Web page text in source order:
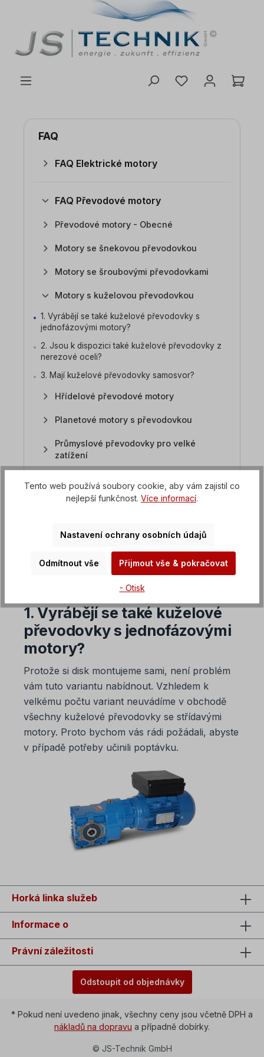
FAQ
FAQ Elektrické motory
FAQ Převodové motory
Převodové motory - Obecné
Motory se šnekovou převodovkou
Motory se šroubovými převodovkami
Motory s kuželovou převodovkou
1. Vyrábějí se také kuželové převodovky s
jednofázovými motory?
2. Jsou k dispozici také kuželové převodovky z
nerezové oceli?
3. Mají kuželové převodovky samosvor?
Hřídelové převodové motory
Planetové motory s převodovkou
Průmyslové převodovky pro velké
zatížení
otáček
FAQ Frekvenční měniče
1. Vyrábějí se také kuželové
převodovky s jednofázovými
motory?
Protože si disk montujeme sami, není problém
vám tuto variantu nabídnout. Vzhledem k
velkému počtu variant neuvádíme v obchodě
všechny kuželové převodovky se střídavými
motory. Proto bychom vás rádi požádali, abyste
v případě potřeby učinili poptávku.
Horká linka služeb
Informace o
Právní záležitosti
Odstoupit od objednávky
* Pokud není uvedeno jinak, všechny ceny jsou včetně DPH a
nákladů na dopravu a případně dobírky.
© JS-Technik GmbH
Tento web používá soubory cookie, aby vám zajistil co
nejlepší funkčnost. Více informací.
Nastavení ochrany osobních údajů
Odmítnout vše Přijmout vše & pokračovat
- Otisk